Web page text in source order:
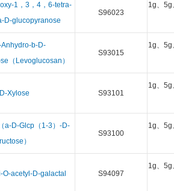
1，3，4，6-tetra-
D-glucopyranose
S96023
1g、
Anhydro-b-D-
（Levoglucosan）
S93015
1g、
D-Xylose S93101
1g、
a-D-Glcp（1-3）-D-
）
S93100
1g、
O-acetyl-D-galactal S94097
1g、